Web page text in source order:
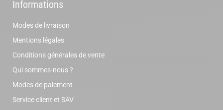
Informations
Modes de livraison
Mentions légales
Conditions générales de vente
Qui sommes-nous ?
Modes de paiement
Service client et SAV